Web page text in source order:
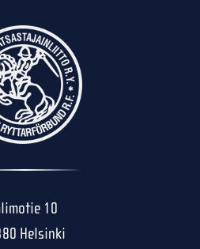
10
Helsinki